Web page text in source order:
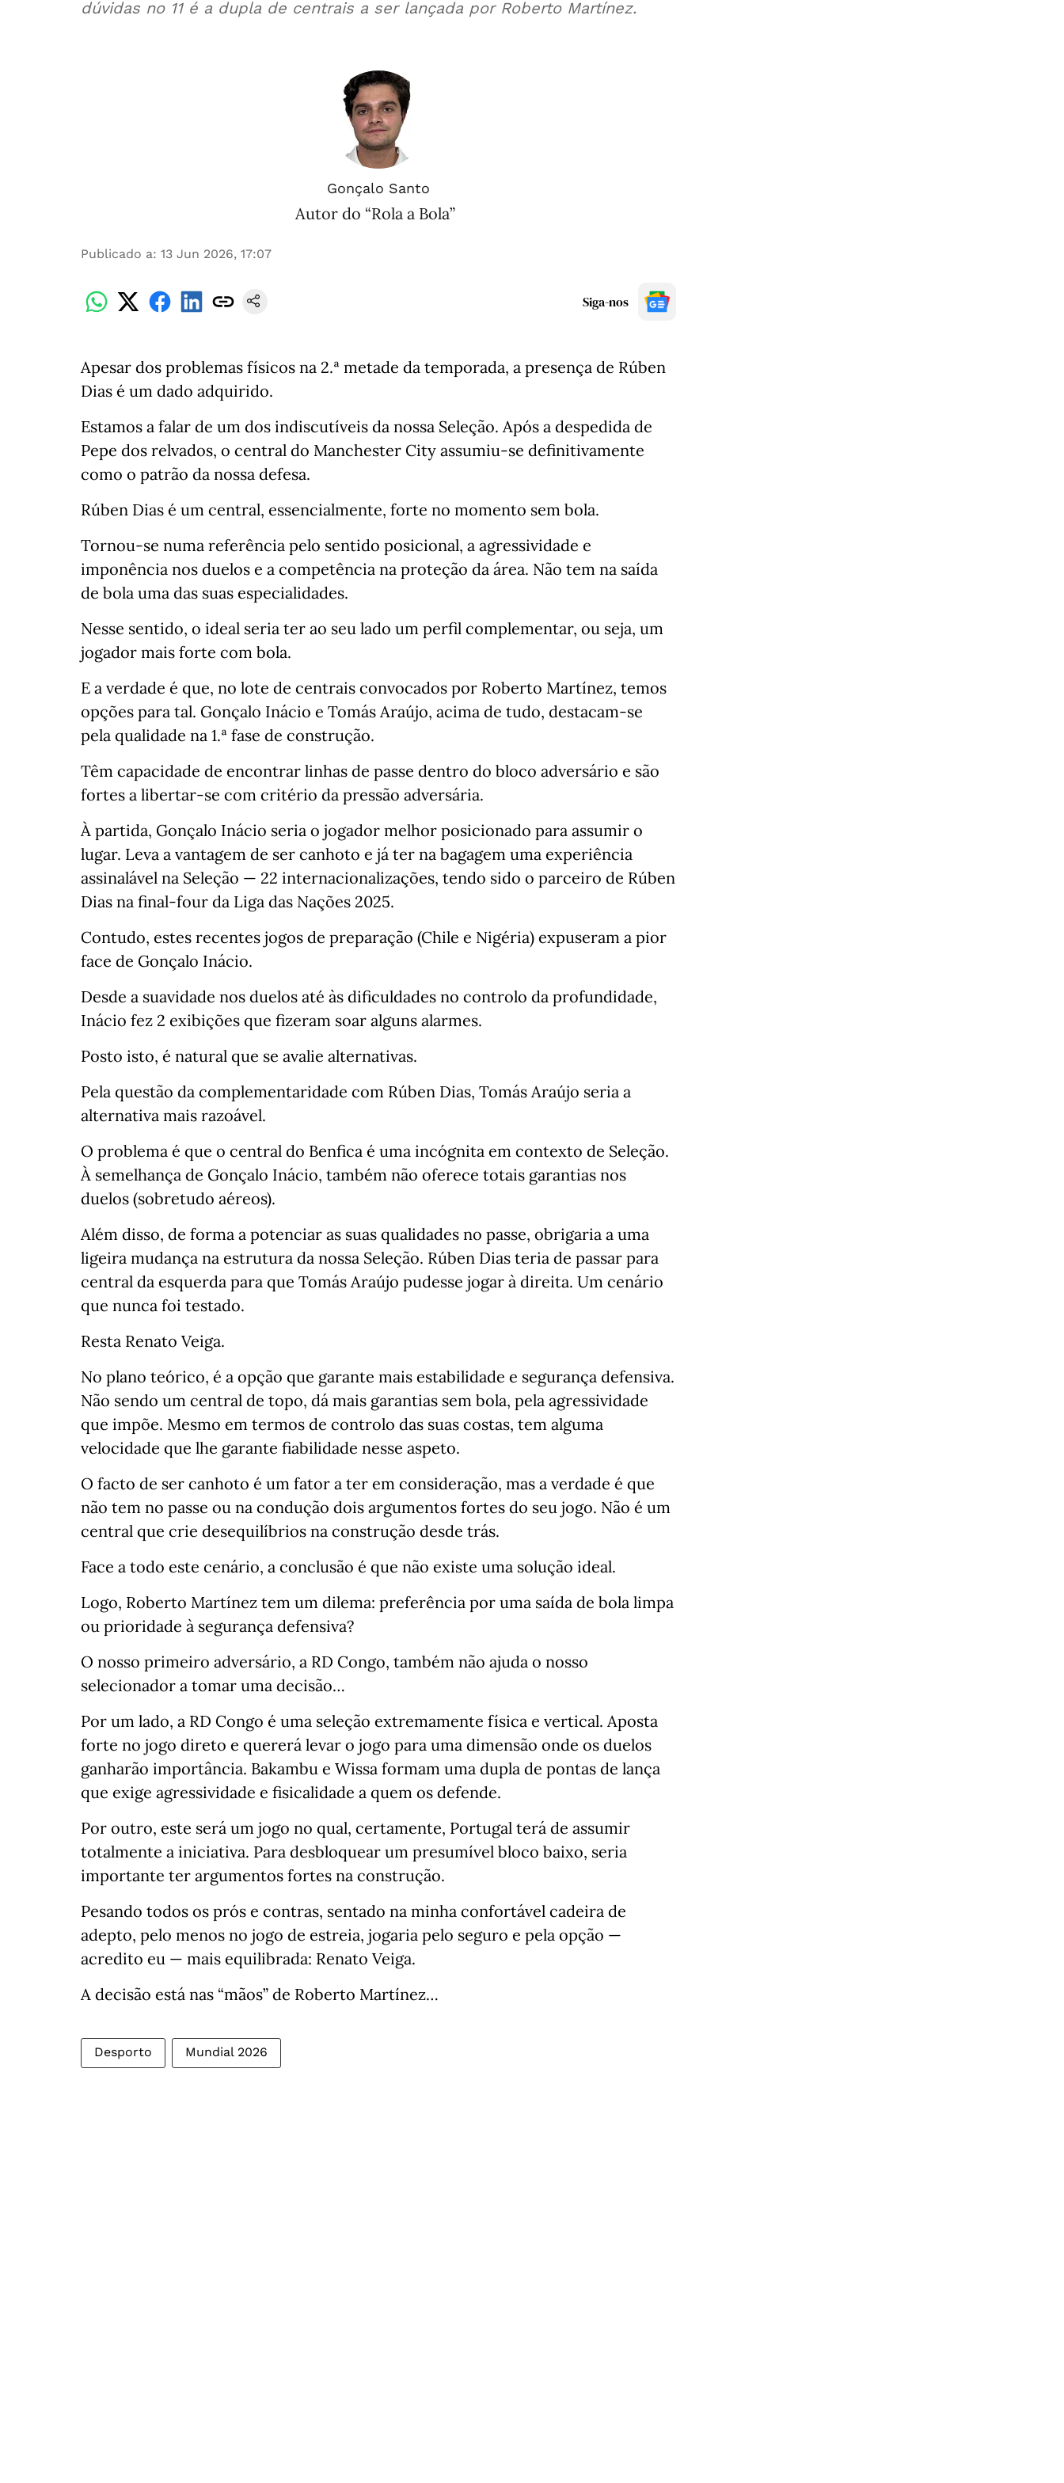
dúvidas no 11 é a dupla de centrais a ser lançada por Roberto Martínez.⁣
Gonçalo Santo
Autor do “Rola a Bola”
Publicado a: 13 Jun 2026, 17:07
Siga-nos
⁣⁣Apesar dos problemas físicos na 2.ª metade da temporada, a presença de Rúben
Dias é um dado adquirido.⁣⁣⠀
Estamos a falar de um dos indiscutíveis da nossa Seleção. Após a despedida de
Pepe dos relvados, o central do Manchester City assumiu-se definitivamente
como o patrão da nossa defesa.⁣⁣⠀
Rúben Dias é um central, essencialmente, forte no momento sem bola.⁣⁣⠀
Tornou-se numa referência pelo sentido posicional, a agressividade e
imponência nos duelos e a competência na proteção da área. Não tem na saída
de bola uma das suas especialidades.⁣⁣⠀
Nesse sentido, o ideal seria ter ao seu lado um perfil complementar, ou seja, um
jogador mais forte com bola. ⁣⁣⠀
E a verdade é que, no lote de centrais convocados por Roberto Martínez, temos
opções para tal. Gonçalo Inácio e Tomás Araújo, acima de tudo, destacam-se
pela qualidade na 1.ª fase de construção. ⁣⁣⠀
Têm capacidade de encontrar linhas de passe dentro do bloco adversário e são
fortes a libertar-se com critério da pressão adversária.⁣⁣⠀
À partida, Gonçalo Inácio seria o jogador melhor posicionado para assumir o
lugar. Leva a vantagem de ser canhoto e já ter na bagagem uma experiência
assinalável na Seleção — 22 internacionalizações, tendo sido o parceiro de Rúben
Dias na final-four da Liga das Nações 2025.⁣⁣⠀
Contudo, estes recentes jogos de preparação (Chile e Nigéria) expuseram a pior
face de Gonçalo Inácio.⁣⁣⠀
Desde a suavidade nos duelos até às dificuldades no controlo da profundidade,
Inácio fez 2 exibições que fizeram soar alguns alarmes.⁣⁣⠀
Posto isto, é natural que se avalie alternativas.⁣⁣⠀
Pela questão da complementaridade com Rúben Dias, Tomás Araújo seria a
alternativa mais razoável.⁣⁣⠀
O problema é que o central do Benfica é uma incógnita em contexto de Seleção.
À semelhança de Gonçalo Inácio, também não oferece totais garantias nos
duelos (sobretudo aéreos).⁣⁣⠀
Além disso, de forma a potenciar as suas qualidades no passe, obrigaria a uma
ligeira mudança na estrutura da nossa Seleção. Rúben Dias teria de passar para
central da esquerda para que Tomás Araújo pudesse jogar à direita. Um cenário
que nunca foi testado.⁣⁣⠀
Resta Renato Veiga.⁣⁣⠀
No plano teórico, é a opção que garante mais estabilidade e segurança defensiva.
Não sendo um central de topo, dá mais garantias sem bola, pela agressividade
que impõe. Mesmo em termos de controlo das suas costas, tem alguma
velocidade que lhe garante fiabilidade nesse aspeto.⁣⁣⠀
O facto de ser canhoto é um fator a ter em consideração, mas a verdade é que
não tem no passe ou na condução dois argumentos fortes do seu jogo. Não é um
central que crie desequilíbrios na construção desde trás.⁣⁣⠀
Face a todo este cenário, a conclusão é que não existe uma solução ideal.⁣⁣⠀
Logo, Roberto Martínez tem um dilema: preferência por uma saída de bola limpa
ou prioridade à segurança defensiva?⁣⁣⠀
O nosso primeiro adversário, a RD Congo, também não ajuda o nosso
selecionador a tomar uma decisão…⁣⁣⠀
Por um lado, a RD Congo é uma seleção extremamente física e vertical. Aposta
forte no jogo direto e quererá levar o jogo para uma dimensão onde os duelos
ganharão importância. Bakambu e Wissa formam uma dupla de pontas de lança
que exige agressividade e fisicalidade a quem os defende.⁣⁣⠀
Por outro, este será um jogo no qual, certamente, Portugal terá de assumir
totalmente a iniciativa. Para desbloquear um presumível bloco baixo, seria
importante ter argumentos fortes na construção.⁣⁣⠀
Pesando todos os prós e contras, sentado na minha confortável cadeira de
adepto, pelo menos no jogo de estreia, jogaria pelo seguro e pela opção —
acredito eu — mais equilibrada: Renato Veiga.⁣⁣⠀
A decisão está nas “mãos” de Roberto Martínez…
Desporto Mundial 2026